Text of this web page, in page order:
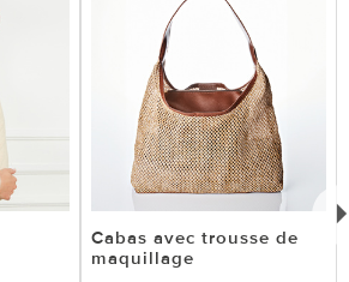
Cabas avec trousse de
maquillage